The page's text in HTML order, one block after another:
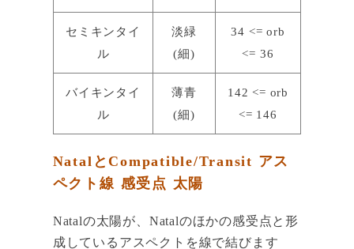
セミキンタイ
ル
淡緑
(細)
34 <= orb
<= 36
バイキンタイ
ル
薄青
(細)
142 <= orb
<= 146
NatalとCompatible/Transit アス
ペクト線 感受点 太陽
Natalの太陽が、Natalのほかの感受点と形
成しているアスペクトを線で結びます